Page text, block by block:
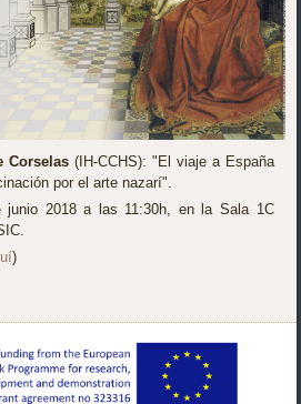
Corselas (IH-CCHS): "El viaje a España
por el arte nazarí".
junio 2018 a las 11:30h, en la Sala 1C
)